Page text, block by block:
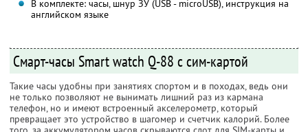
В комплекте: часы, шнур ЗУ (USB - microUSB), инструкция на
английском языке
Смарт-часы Smart watch Q-88 с сим-картой
Такие часы удобны при занятиях спортом и в походах, ведь они
не только позволяют не вынимать лишний раз из кармана
телефон, но и имеют встроенный акселерометр, который
превращает это устройство в шагомер и счетчик калорий. Более